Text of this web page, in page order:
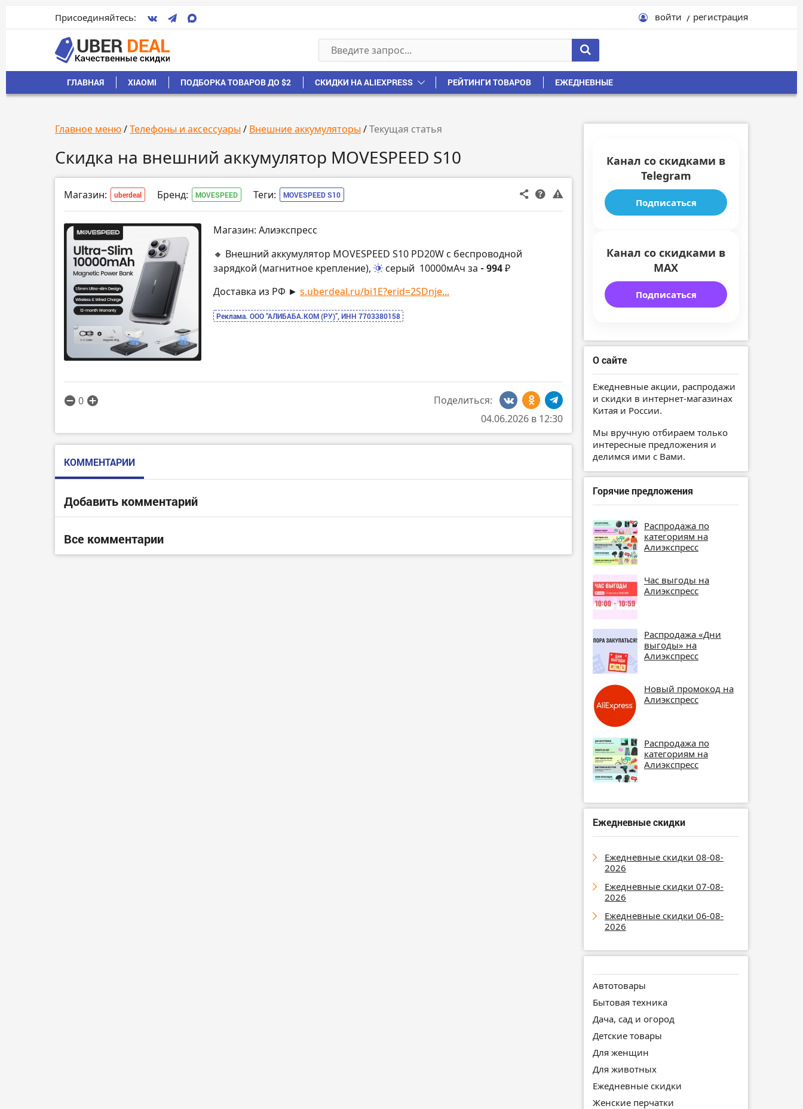
Присоединяйтесь: войти регистрация
ГЛАВНАЯ XIAOMI ПОДБОРКА ТОВАРОВ ДО $2 СКИДКИ НА ALIEXPRESS РЕЙТИНГИ ТОВАРОВ ЕЖЕДНЕВНЫЕ
Главное меню/Телефоны и аксессуары / Внешние аккумуляторы /Текущая статья
Скидка на внешний аккумулятор MOVESPEED S10
Магазин: uberdeal Бренд: MOVESPEED Теги: MOVESPEED S10
Магазин: Алиэкспресс
🔸 Внешний аккумулятор MOVESPEED S10 PD20W с беспроводной
зарядкой (магнитное крепление),
серый 10000мАч за - 994 ₽
Доставка из РФ ► s.uberdeal.ru/bi1E?erid=2SDnje...
Реклама. ООО “АЛИБАБА.КОМ (РУ)”, ИНН 7703380158
0
Поделиться:
04.06.2026 в 12:30
КОММЕНТАРИИ
Добавить комментарий
Все комментарии
Канал со скидками в
Telegram
Подписаться
Канал со скидками в
MAX
Подписаться
О сайте
Ежедневные акции, распродажи
и скидки в интернет-магазинах
Китая и России.
Мы вручную отбираем только
интересные предложения и
делимся ими с Вами.
Горячие предложения
Распродажа по
категориям на
Алиэкспресс
Час выгоды на
Алиэкспресс
Распродажа «Дни
выгоды» на
Алиэкспресс
Новый промокод на
Алиэкспресс
Распродажа по
категориям на
Алиэкспресс
Ежедневные скидки
Ежедневные скидки 08-08-
2026
Ежедневные скидки 07-08-
2026
Ежедневные скидки 06-08-
2026
Автотовары
Бытовая техника
Дача, сад и огород
Детские товары
Для женщин
Для животных
Ежедневные скидки
Женские перчатки